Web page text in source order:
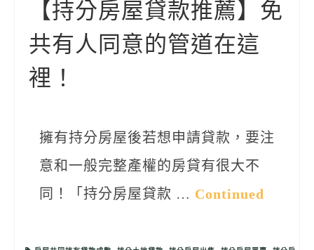
【持分房屋貸款推薦】免
共有人同意的管道在這
裡！
擁有持分房屋後若想申請貸款，要注
意和一般完整產權的房貸有很大不
同！「持分房屋貸款 … Continued